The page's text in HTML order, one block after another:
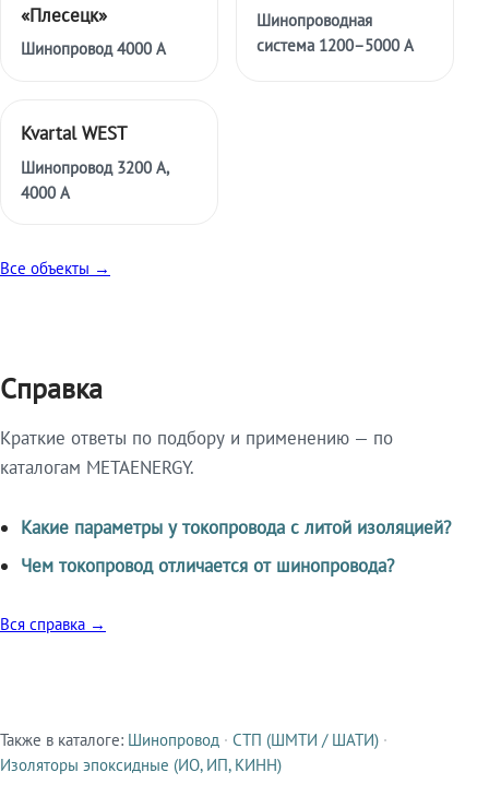
«Плесецк»
Шинопровод 4000 А
Шинопроводная
система 1200–5000 А
Kvartal WEST
Шинопровод 3200 А,
4000 А
Все объекты →
Справка
Краткие ответы по подбору и применению — по
каталогам METAENERGY.
Какие параметры у токопровода с литой изоляцией?
Чем токопровод отличается от шинопровода?
Вся справка →
Смежные продукты
Также в каталоге: Шинопровод · СТП (ШМТИ / ШАТИ) ·
Изоляторы эпоксидные (ИО, ИП, КИНН)